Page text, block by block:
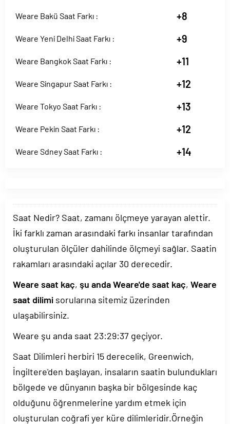
Weare Bakü Saat Farkı : +8
Weare Yeni Delhi Saat Farkı : +9
Weare Bangkok Saat Farkı : +11
Weare Singapur Saat Farkı : +12
Weare Tokyo Saat Farkı : +13
Weare Pekin Saat Farkı : +12
Weare Sdney Saat Farkı : +14
Saat Nedir? Saat, zamanı ölçmeye yarayan alettir.
İki farklı zaman arasındaki farkı insanlar tarafından
oluşturulan ölçüler dahilinde ölçmeyi sağlar. Saatin
rakamları arasındaki açılar 30 derecedir.
Weare saat kaç, şu anda Weare'de saat kaç, Weare
saat dilimi sorularına sitemiz üzerinden
ulaşabilirsiniz.
Weare şu anda saat 23:29:37 geçiyor.
Saat Dilimleri herbiri 15 derecelik, Greenwich,
İngiltere'den başlayan, insaların saatin bulundukları
bölgede ve dünyanın başka bir bölgesinde kaç
olduğunu öğrenmelerine yardım etmek için
oluşturulan coğrafi yer küre dilimleridir.Örneğin